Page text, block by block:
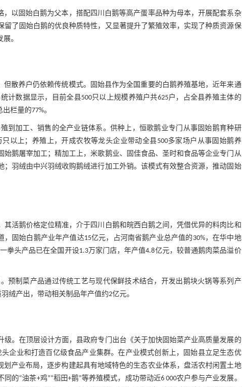
以固始白鹅为父本，搭配四川白鹅等高产蛋率品种为母本，开展配套系杂
了固始白鹅的优良种质特性，又显著提升了繁殖效率，实现了种质资源保
。
散养户仍依赖传统模式。固始县作为全国重要的白鹅养殖基地，近年来通
数据显示，目前全县500只以上规模养殖户共625户，占全县养殖主体的
栏量的77%。
到加工、销售的全产业链体系。供种上，恒歌鹅业专门从事固始鹅育种研
以上；养殖上，开成农牧等龙头企业带动全县500多家场户从事固始鹅养
鹅屠宰加工；精加工上，米歌鹅业、固佳食品、圣时和食品等企业专门从
羽绒由中兴羽绒收购鹅绒进行加工外销。该模式有效整合资源，推动固始
活鹅价格定位精准，介于四川白鹅和皖西白鹅之间，凭借优异的料肉比和
固始白鹅产业年产值达15亿元，占河南省鹅产业总产值的30%，在华中地
拳头产品已在全国开设1.3万家门店，年产值4.8亿元，较普通鹅肉菜品溢价
预制菜产品通过传统工艺与现代保鲜技术结合，开发出鹅块火锅等系列产
绒产出，带动相关制品年产值约2亿元。
。在顶层设计方面，县政府专门出台《关于加快固始菜产业高质量发展的
企业和打造百亿级食品产业集群。在产业模式创新上，固始县立足生态优
产业布局，逐步构建起具有地域特色的生态农业体系，盘活农村闲置土地
“油茶+鸡”“稻田+鹅”等养殖模式，成功带动近6 000农户参与产业发展。